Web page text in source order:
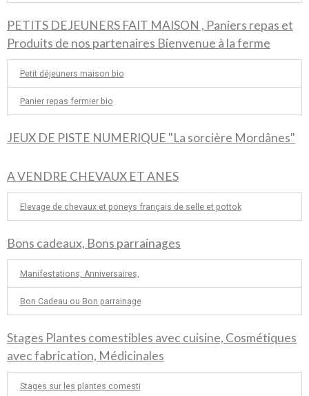
PETITS DEJEUNERS FAIT MAISON , Paniers repas et
Produits de nos partenaires Bienvenue à la ferme
Petit déjeuners maison bio
Panier repas fermier bio
JEUX DE PISTE NUMERIQUE "La sorcière Mordânes"
A VENDRE CHEVAUX ET ANES
Elevage de chevaux et poneys français de selle et pottok
Bons cadeaux, Bons parrainages
Manifestations, Anniversaires,
Bon Cadeau ou Bon parrainage
Stages Plantes comestibles avec cuisine, Cosmétiques
avec fabrication, Médicinales
Stages sur les plantes comesti